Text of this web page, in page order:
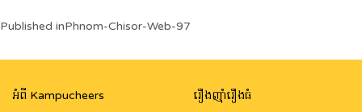
Post
navigation
Published inPhnom-Chisor-Web-97
អំពី Kampucheers
រឿងញ៉ាំរឿងធំ